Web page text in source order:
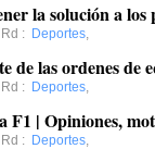
la solución a
Rd : Deportes,
de las ordenes de
Rd : Deportes,
F1 | Opiniones,
Rd : Deportes,